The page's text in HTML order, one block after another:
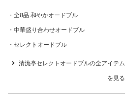
全8品 和やかオードブル
中華盛り合わせオードブル
セレクトオードブル
清流亭セレクトオードブルの全アイテム
を見る